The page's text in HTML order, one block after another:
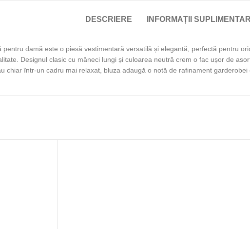
DESCRIERE INFORMAȚII
pentru damă este o piesă vestimentară versatilă și elegantă, perfectă pentru
Designul clasic cu mâneci lungi și culoarea neutră crem o fac ușor de
chiar într-un cadru mai relaxat, bluza adaugă o notă de rafinament garderobei